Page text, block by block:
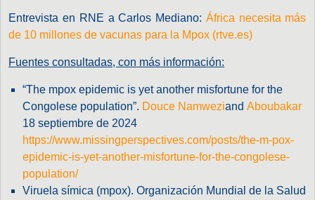
Entrevista en RNE a Carlos Mediano:África necesita más
de 10 millones de vacunas para la Mpox (rtve.es)
Fuentes consultadas, con más información:
“The mpox epidemic is yet another misfortune for the
Congolese population”. Douce NamweziandAboubakar
18 septiembre de 2024
https://www.missingperspectives.com/posts/the-m-pox-
epidemic-is-yet-another-misfortune-for-the-congolese-
population/
Viruela símica (mpox). Organización Mundial de la Salud